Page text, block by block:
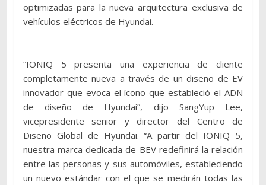
optimizadas para la nueva arquitectura exclusiva de
vehículos eléctricos de Hyundai.
“IONIQ 5 presenta una experiencia de cliente
completamente nueva a través de un diseño de EV
innovador que evoca el ícono que estableció el ADN
de diseño de Hyundai”, dijo SangYup Lee,
vicepresidente senior y director del Centro de
Diseño Global de Hyundai. “A partir del IONIQ 5,
nuestra marca dedicada de BEV redefinirá la relación
entre las personas y sus automóviles, estableciendo
un nuevo estándar con el que se medirán todas las